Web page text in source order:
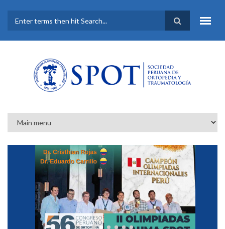
FORMULARIO DE
BÚSQUEDA